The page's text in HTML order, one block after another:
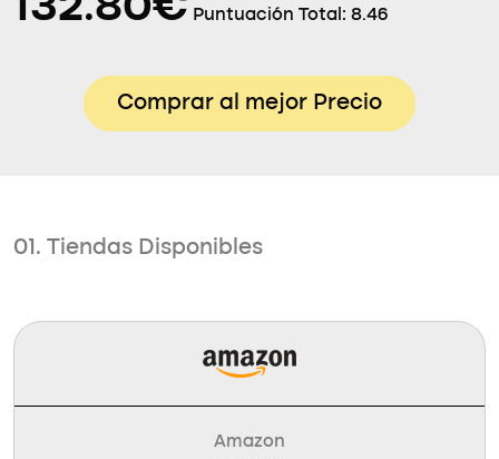
Puntuación Total: 8.46
Comprar al mejor Precio
01. Tiendas Disponibles
Amazon